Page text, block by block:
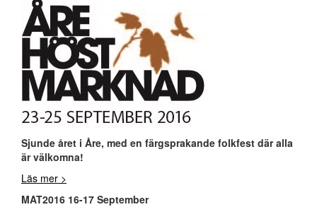
Sjunde året i Åre, med en färgsprakande folkfest där alla
är välkomna!
Läs mer >
MAT2016 16-17 September